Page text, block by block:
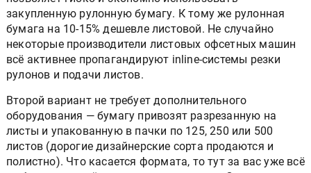
закупленную рулонную бумагу. К тому же рулонная
бумага на 10-15% дешевле листовой. Не случайно
некоторые производители листовых офсетных машин
всё активнее пропагандируют inline-системы резки
рулонов и подачи листов.
Второй вариант не требует дополнительного
оборудования — бумагу привозят разрезанную на
листы и упакованную в пачки по 125, 250 или 500
листов (дорогие дизайнерские сорта продаются и
полистно). Что касается формата, то тут за вас уже всё